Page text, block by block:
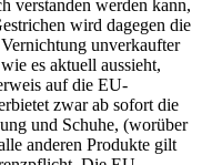
verstanden werden kann,
wird dagegen die
unverkaufter
es aktuell aussieht,
auf die EU-
zwar ab sofort die
und Schuhe, (worüber
anderen Produkte gilt